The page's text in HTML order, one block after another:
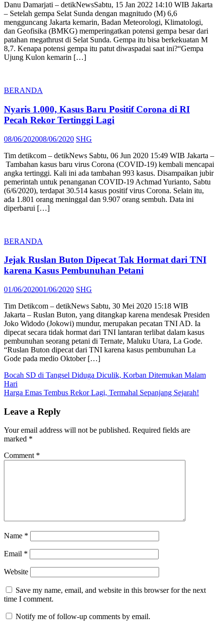
Danu Damarjati – detikNewsSabtu, 15 Jan 2022 14:10 WIB Jakarta
– Setelah gempa Selat Sunda dengan magnitudo (M) 6,6
mengguncang Jakarta kemarin, Badan Meteorologi, Klimatologi,
dan Geofisika (BMKG) memperingatkan potensi gempa besar dari
patahan megathrust di Selat Sunda. Gempa itu bisa berkekuatan M
8,7. Kenapa potensi gempa itu patut diwaspadai saat ini?“Gempa
Ujung Kulon kemarin […]
BERANDA
Nyaris 1.000, Kasus Baru Positif Corona di RI
Pecah Rekor Tertinggi Lagi
Posted
08/06/202008/06/2020 Author
SHG
Tim detikcom – detikNews Sabtu, 06 Jun 2020 15:49 WIB Jakarta –
Tambahan kasus baru virus Corona (COVID-19) kembali mencapai
angka tertinggi. Kali ini ada tambahan 993 kasus. Disampaikan jubir
pemerintah untuk penanganan COVID-19 Achmad Yurianto, Sabtu
(6/6/2020), terdapat 30.514 kasus positif virus Corona. Selain itu,
ada 1.801 orang meninggal dan 9.907 orang sembuh. Data ini
diperbarui […]
BERANDA
Jejak Ruslan Buton Dipecat Tak Hormat dari TNI
karena Kasus Pembunuhan Petani
Posted
01/06/202001/06/2020 Author
SHG
Tim Detikcom – detikNews Sabtu, 30 Mei 2020 15:18 WIB
Jakarta – Ruslan Buton, yang ditangkap karena mendesak Presiden
Joko Widodo (Jokowi) mundur, merupakan pecatan TNI AD. Ia
dipecat secara tidak hormat dari TNI lantaran terlibat dalam kasus
pembunuhan seorang petani di Ternate, Maluku Utara, La Gode.
“Ruslan Buton dipecat dari TNI karena kasus pembunuhan La
Gode pada medio Oktober […]
Post
navigation
Bocah SD di Tangsel Diduga Diculik, Korban Ditemukan Malam
Hari
Harga Emas Tembus Rekor Lagi, Termahal Sepanjang Sejarah!
Leave a Reply
Your email address will not be published. Required fields are
marked *
Comment *
Name *
Email *
Website
Save my name, email, and website in this browser for the next
time I comment.
Notify me of follow-up comments by email.